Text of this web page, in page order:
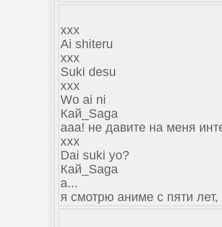
xxx
Ai shiteru
xxx
Suki desu
xxx
Wo ai ni
Кай_Saga
ааа! не давите на меня
xxx
Dai suki yo?
Кай_Saga
а...
я смотрю аниме с пяти